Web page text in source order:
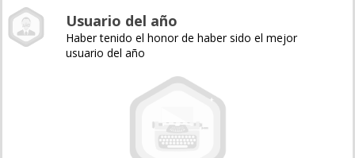
Usuario del año
Haber tenido el honor de haber sido el mejor
usuario del año